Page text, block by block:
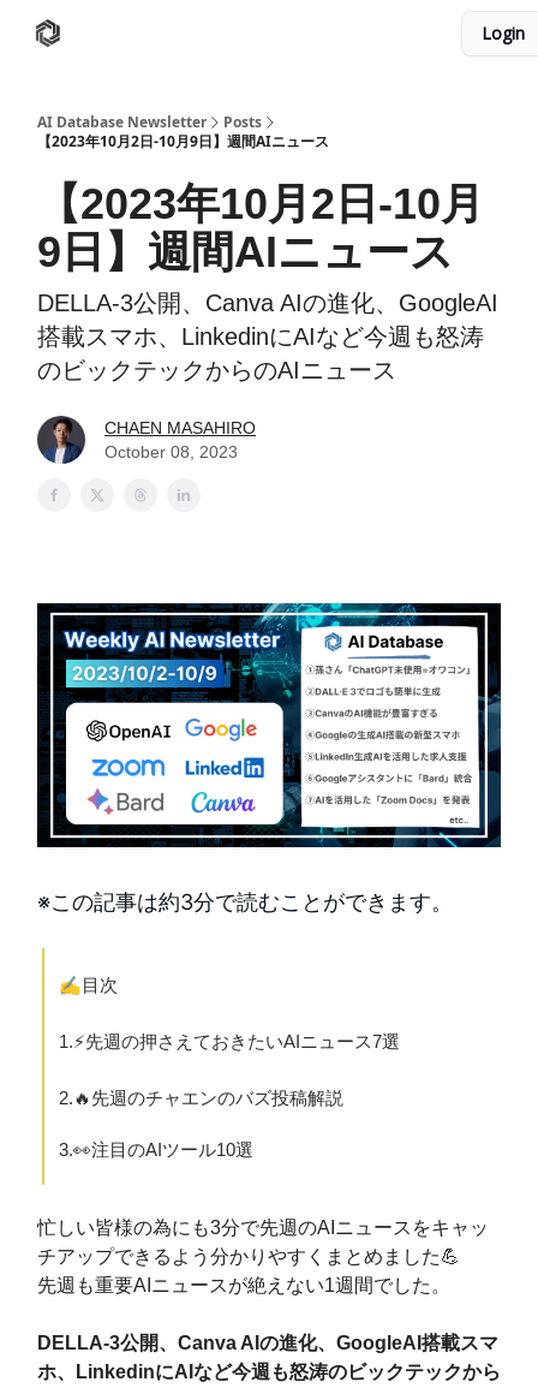
Login
AI Database Newsletter
Posts
【2023年10月2日-10月9日】週間AIニュース
【2023年10月2日-10月
9日】週間AIニュース
DELLA-3公開、Canva AIの進化、GoogleAI
搭載スマホ、LinkedinにAIなど今週も怒涛
のビックテックからのAIニュース
CHAEN MASAHIRO
October 08, 2023
※この記事は約3分で読むことができます。
✍️目次
1.⚡️先週の押さえておきたいAIニュース7選
2.🔥先週のチャエンのバズ投稿解説
3.👀注目のAIツール10選
忙しい皆様の為にも3分で先週のAIニュースをキャッ
チアップできるよう分かりやすくまとめました💪
先週も重要AIニュースが絶えない1週間でした。
DELLA-3公開、Canva AIの進化、GoogleAI搭載スマ
ホ、LinkedinにAIなど今週も怒涛のビックテックから